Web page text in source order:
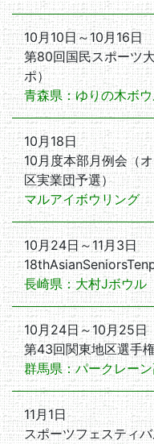
10月10日～10月16日
第80回国民スポーツ
ポ）
青森県：ゆりの木ボ
10月18日
10月度本部月例会（
区実業団予選）
マルアイボウリング
10月24日～11月3日
長崎県：大村Jボウル
10月24日～10月25日
第43回関東地区選手
群馬県：パークレー
11月1日
スポーツフェスティ